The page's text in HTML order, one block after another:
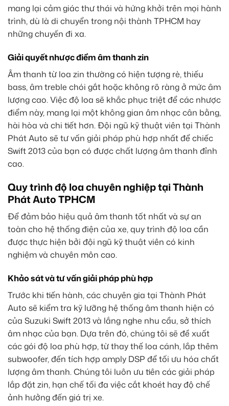
mang lại cảm giác thư thái và hứng khởi trên mọi hành
trình, dù là di chuyển trong nội thành TPHCM hay
những chuyến đi xa.
Giải quyết nhược điểm âm thanh zin
Âm thanh từ loa zin thường có hiện tượng rè, thiếu
bass, âm treble chói gắt hoặc không rõ ràng ở mức âm
lượng cao. Việc độ loa sẽ khắc phục triệt để các nhược
điểm này, mang lại một không gian âm nhạc cân bằng,
hài hòa và chi tiết hơn. Đội ngũ kỹ thuật viên tại Thành
Phát Auto sẽ tư vấn giải pháp phù hợp nhất để chiếc
Swift 2013 của bạn có được chất lượng âm thanh đỉnh
cao.
Quy trình độ loa chuyên nghiệp tại Thành
Phát Auto TPHCM
Để đảm bảo hiệu quả âm thanh tốt nhất và sự an
toàn cho hệ thống điện của xe, quy trình độ loa cần
được thực hiện bởi đội ngũ kỹ thuật viên có kinh
nghiệm và chuyên môn cao.
Khảo sát và tư vấn giải pháp phù hợp
Trước khi tiến hành, các chuyên gia tại Thành Phát
Auto sẽ kiểm tra kỹ lưỡng hệ thống âm thanh hiện có
của Suzuki Swift 2013 và lắng nghe nhu cầu, sở thích
âm nhạc của bạn. Dựa trên đó, chúng tôi sẽ đề xuất
các gói độ loa phù hợp, từ thay thế loa cánh, lắp thêm
subwoofer, đến tích hợp amply DSP để tối ưu hóa chất
lượng âm thanh. Chúng tôi luôn ưu tiên các giải pháp
lắp đặt zin, hạn chế tối đa việc cắt khoét hay độ chế
ảnh hưởng đến giá trị xe.